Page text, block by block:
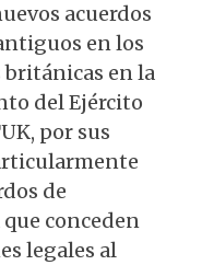
acuerdos
en los
en la
del Ejército
por sus
de
conceden
legales al